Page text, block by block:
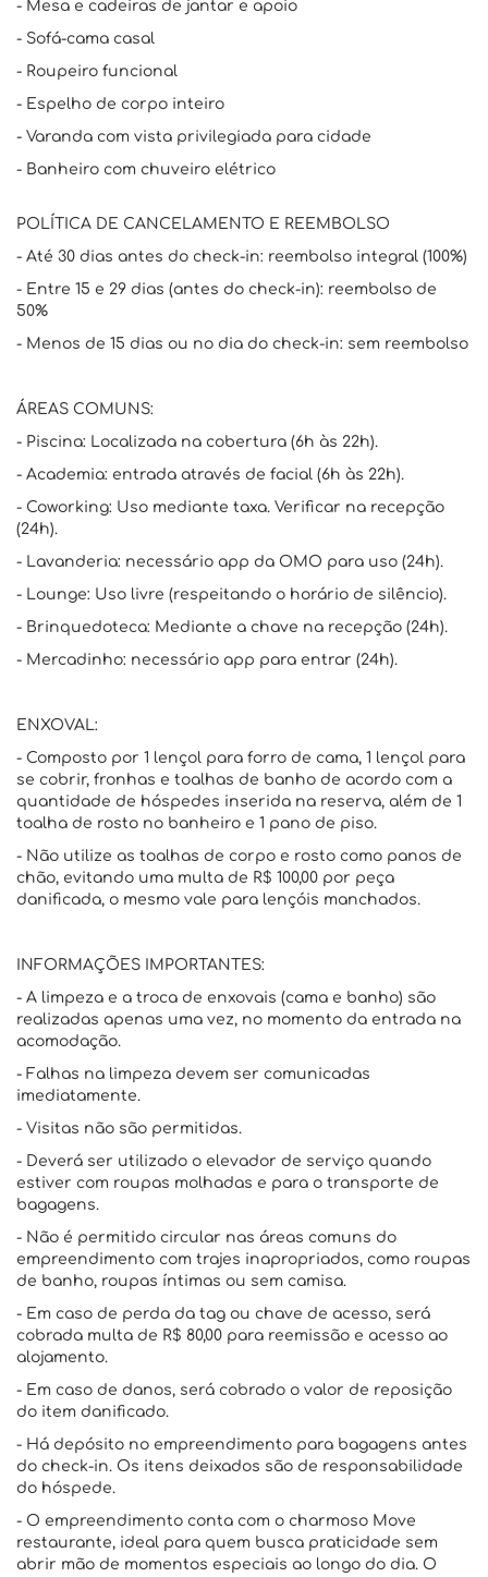
- Mesa e cadeiras de jantar e apoio
- Sofá-cama casal
- Roupeiro funcional
- Espelho de corpo inteiro
- Varanda com vista privilegiada para cidade
- Banheiro com chuveiro elétrico
POLÍTICA DE CANCELAMENTO E REEMBOLSO
- Até 30 dias antes do check-in: reembolso integral (100%)
- Entre 15 e 29 dias (antes do check-in): reembolso de
50%
- Menos de 15 dias ou no dia do check-in: sem reembolso
ÁREAS COMUNS:
- Piscina: Localizada na cobertura (6h às 22h).
- Academia: entrada através de facial (6h às 22h).
- Coworking: Uso mediante taxa. Verificar na recepção
(24h).
- Lavanderia: necessário app da OMO para uso (24h).
- Lounge: Uso livre (respeitando o horário de silêncio).
- Brinquedoteca: Mediante a chave na recepção (24h).
- Mercadinho: necessário app para entrar (24h).
ENXOVAL:
- Composto por 1 lençol para forro de cama, 1 lençol para
se cobrir, fronhas e toalhas de banho de acordo com a
quantidade de hóspedes inserida na reserva, além de 1
toalha de rosto no banheiro e 1 pano de piso.
- Não utilize as toalhas de corpo e rosto como panos de
chão, evitando uma multa de R$ 100,00 por peça
danificada, o mesmo vale para lençóis manchados.
INFORMAÇÕES IMPORTANTES:
- A limpeza e a troca de enxovais (cama e banho) são
realizadas apenas uma vez, no momento da entrada na
acomodação.
- Falhas na limpeza devem ser comunicadas
imediatamente.
- Visitas não são permitidas.
- Deverá ser utilizado o elevador de serviço quando
estiver com roupas molhadas e para o transporte de
bagagens.
- Não é permitido circular nas áreas comuns do
empreendimento com trajes inapropriados, como roupas
de banho, roupas íntimas ou sem camisa.
- Em caso de perda da tag ou chave de acesso, será
cobrada multa de R$ 80,00 para reemissão e acesso ao
alojamento.
- Em caso de danos, será cobrado o valor de reposição
do item danificado.
- Há depósito no empreendimento para bagagens antes
do check-in. Os itens deixados são de responsabilidade
do hóspede.
- O empreendimento conta com o charmoso Move
restaurante, ideal para quem busca praticidade sem
abrir mão de momentos especiais ao longo do dia. O